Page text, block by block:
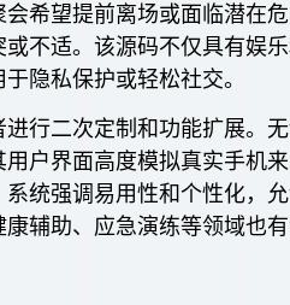
希望提前离场或面临潜在
不适。该源码不仅具有娱乐
隐私保护或轻松社交。
行二次定制和功能扩展。
户界面高度模拟真实手机
统强调易用性和个性化，
辅助、应急演练等领域也